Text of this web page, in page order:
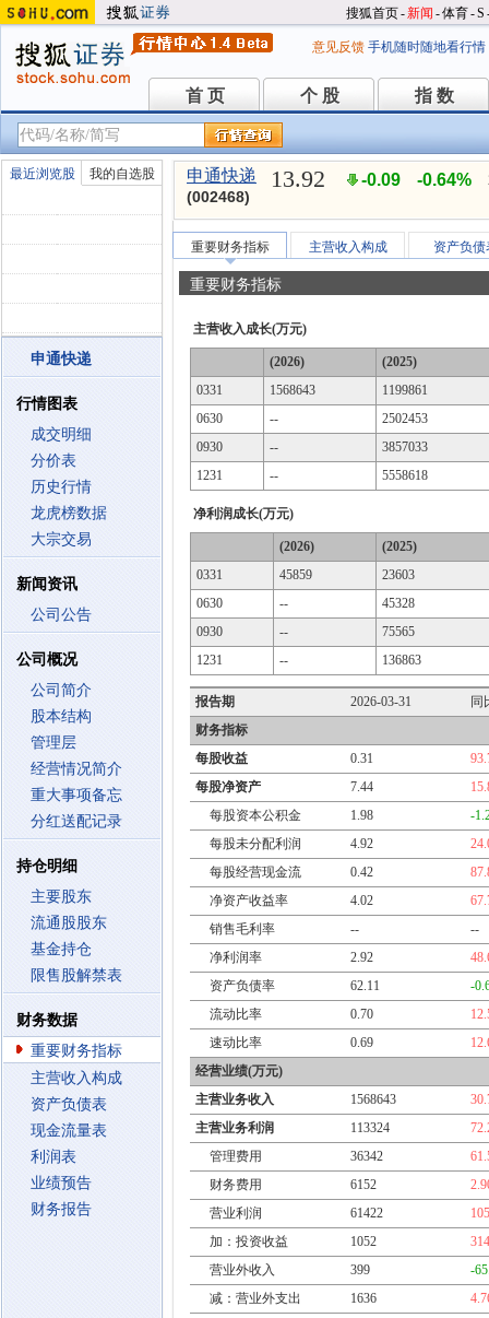
搜狐首页-新闻 -体育-S
意见反馈 手机随时随地看行情
首 页
首 页 个 股
个 股 指 数
指 数
最近浏览股 我的自选股
申通快递
行情图表
成交明细
分价表
历史行情
龙虎榜数据
大宗交易
新闻资讯
公司公告
公司概况
公司简介
股本结构
管理层
经营情况简介
重大事项备忘
分红送配记录
持仓明细
主要股东
流通股股东
基金持仓
限售股解禁表
财务数据
重要财务指标
主营收入构成
资产负债表
现金流量表
利润表
业绩预告
财务报告
申通快递
(002468)
13.92 -0.09 -0.64%
重要财务指标 主营收入构成 资产负债
重要财务指标
主营收入成长(万元)
(2026)
(2025)
0331
1568643
1199861
0630
--
2502453
0930
--
3857033
1231
-- 5558618
净利润成长(万元)
(2026)
(2025)
0331
45859
23603
0630
--
45328
0930
--
75565
1231
-- 136863
报告期 2026-03-31
同
财务指标
每股收益
0.31
每股净资产
7.44
每股资本公积金
1.98
-
每股未分配利润
4.92
每股经营现金流
0.42
净资产收益率
4.02
销售毛利率
--
--
净利润率
2.92
资产负债率
62.11
-
流动比率
0.70
速动比率
0.69
经营业绩(万元)
主营业务收入
1568643
主营业务利润
113324
管理费用
36342
财务费用
6152
营业利润
61422
加：投资收益
1052
营业外收入
399
-
减：营业外支出
1636